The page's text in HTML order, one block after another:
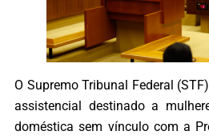
O Supremo Tribunal Federal
assistencial destinado a
doméstica sem vínculo com a